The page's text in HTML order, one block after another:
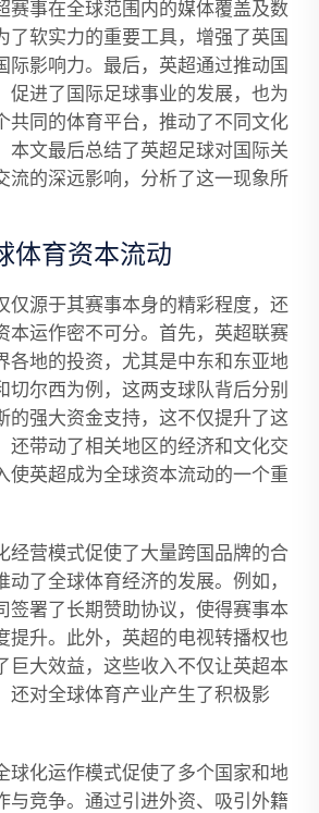
赛事在全球范围内的媒体覆盖及数
了软实力的重要工具，增强了英国
际影响力。最后，英超通过推动国
促进了国际足球事业的发展，也为
共同的体育平台，推动了不同文化
本文最后总结了英超足球对国际关
流的深远影响，分析了这一现象所
体育资本流动
仅源于其赛事本身的精彩程度，还
本运作密不可分。首先，英超联赛
各地的投资，尤其是中东和东亚地
切尔西为例，这两支球队背后分别
的强大资金支持，这不仅提升了这
还带动了相关地区的经济和文化交
使英超成为全球资本流动的一个重
经营模式促使了大量跨国品牌的合
了全球体育经济的发展。例如，
签署了长期赞助协议，使得赛事本
提升。此外，英超的电视转播权也
巨大效益，这些收入不仅让英超本
还对全球体育产业产生了积极影
球化运作模式促使了多个国家和地
与竞争。通过引进外资、吸引外籍